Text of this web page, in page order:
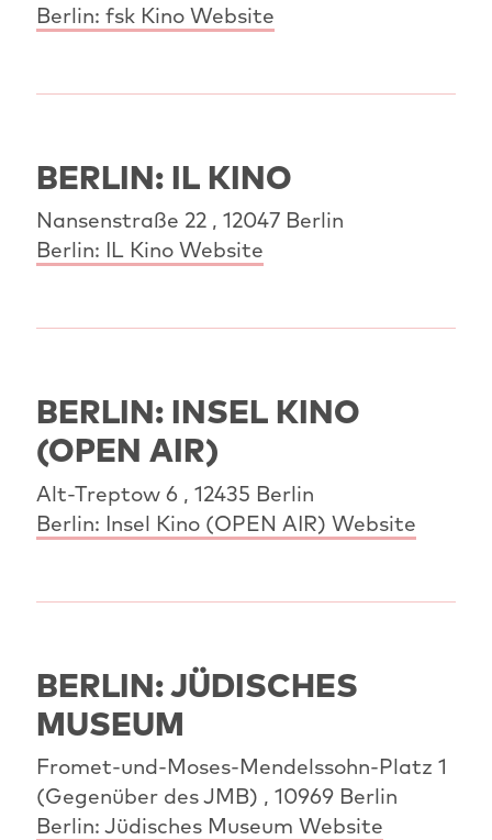
Berlin: fsk Kino Website
BERLIN: IL KINO
Nansenstraße 22 , 12047 Berlin
Berlin: IL Kino Website
BERLIN: INSEL KINO
(OPEN AIR)
Alt‐Treptow 6 , 12435 Berlin
Berlin: Insel Kino (OPEN AIR) Website
BERLIN: JÜDISCHES
MUSEUM
Fromet-und-Moses-Mendelssohn-Platz 1
(Gegenüber des JMB) , 10969 Berlin
Berlin: Jüdisches Museum Website